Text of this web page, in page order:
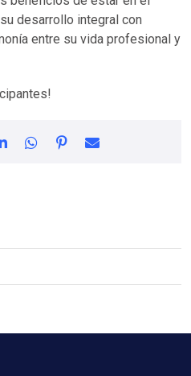
desarrollo integral con
entre su vida profesional y